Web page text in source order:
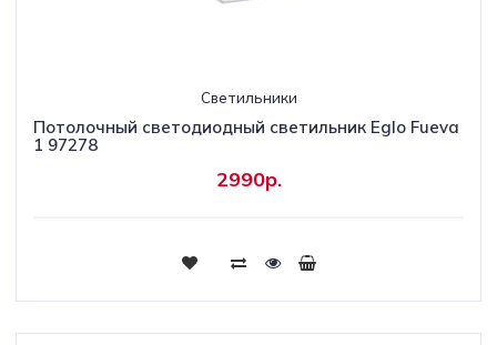
Светильники
Потолочный светодиодный светильник Eglo Fueva
1 97278
2990р.